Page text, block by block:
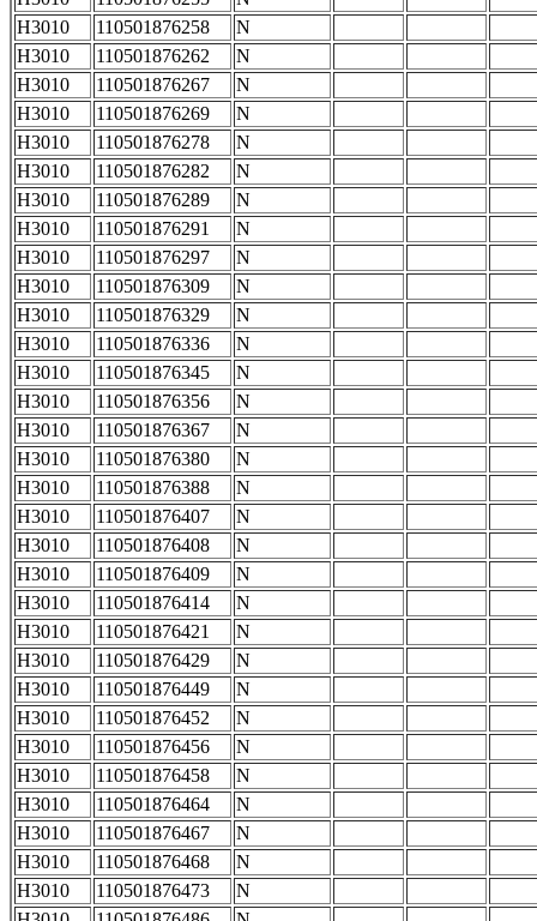
H3010
110501876258
N
H3010
110501876262
N
H3010
110501876267
N
H3010
110501876269
N
H3010
110501876278
N
H3010
110501876282
N
H3010
110501876289
N
H3010
110501876291
N
H3010
110501876297
N
H3010
110501876309
N
H3010
110501876329
N
H3010
110501876336
N
H3010
110501876345
N
H3010
110501876356
N
H3010
110501876367
N
H3010
110501876380
N
H3010
110501876388
N
H3010
110501876407
N
H3010
110501876408
N
H3010
110501876409
N
H3010
110501876414
N
H3010
110501876421
N
H3010
110501876429
N
H3010
110501876449
N
H3010
110501876452
N
H3010
110501876456
N
H3010
110501876458
N
H3010
110501876464
N
H3010
110501876467
N
H3010
110501876468
N
H3010
110501876473
N